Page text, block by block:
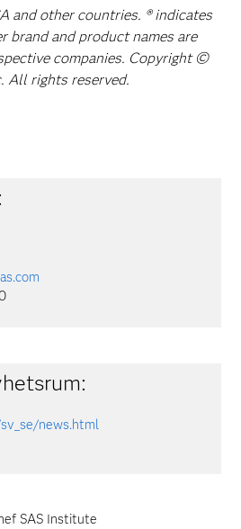
and other countries. ® indicates
brand and product names are
companies. Copyright ©
All rights reserved.
news.html
SAS Institute